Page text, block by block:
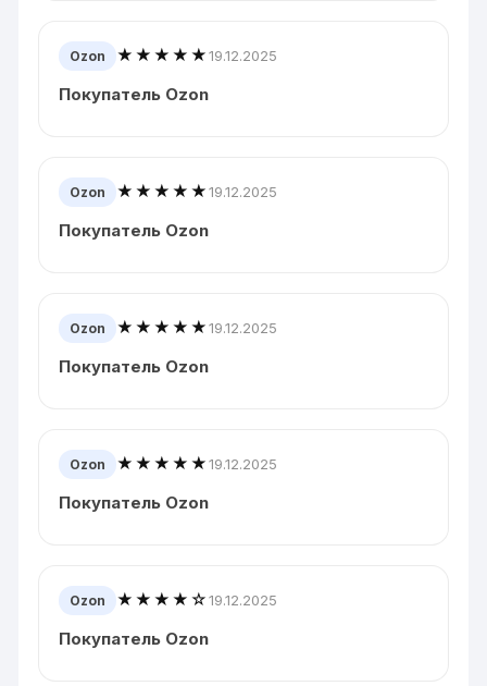
Ozon ★★★★★19.12.2025
Покупатель Ozon
Ozon ★★★★★19.12.2025
Покупатель Ozon
Ozon ★★★★★19.12.2025
Покупатель Ozon
Ozon ★★★★★19.12.2025
Покупатель Ozon
Ozon ★★★★☆19.12.2025
Покупатель Ozon